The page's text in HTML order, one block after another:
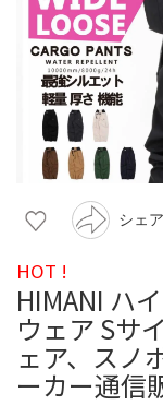
シェア
HOT !
HIMANI ハ
ウェア Sサ
ェア、スノ
ーカー通信